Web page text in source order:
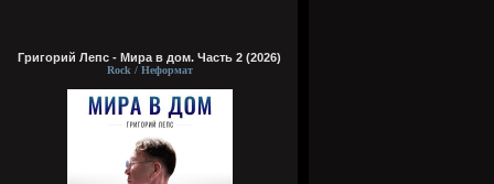
Григорий Лепс - Мира в дом. Часть 2 (2026)
Rock / Неформат